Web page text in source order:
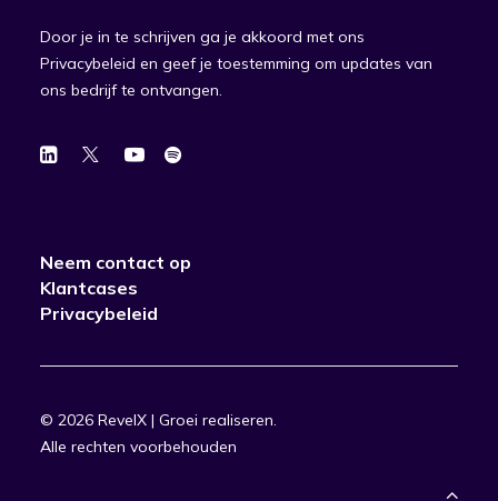
Door je in te schrijven ga je akkoord met ons
Privacybeleid en geef je toestemming om updates van
ons bedrijf te ontvangen.
Neem contact op
Klantcases
Privacybeleid
© 2026 RevelX | Groei realiseren.
Alle rechten voorbehouden